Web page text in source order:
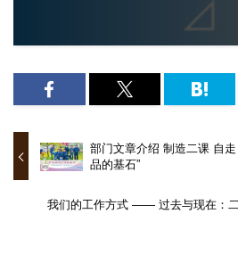
部门文章介绍 制造二课 自
品的基石”
我们的工作方式 —— 过去与现在：